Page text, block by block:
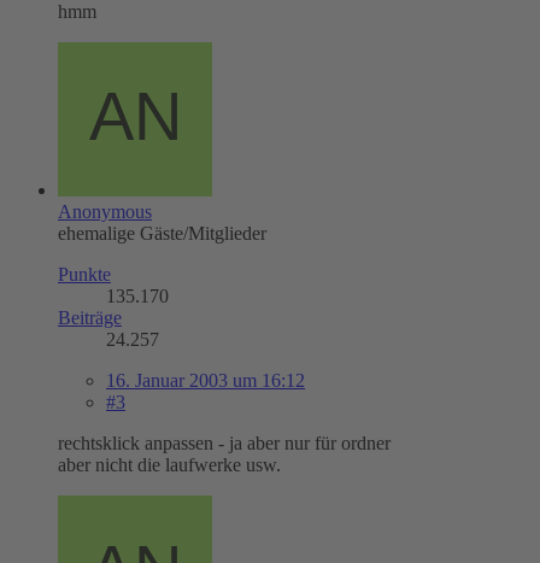
hmm
Anonymous
ehemalige Gäste/Mitglieder
Punkte
135.170
Beiträge
24.257
16. Januar 2003 um 16:12
#3
rechtsklick anpassen - ja aber nur für ordner
aber nicht die laufwerke usw.